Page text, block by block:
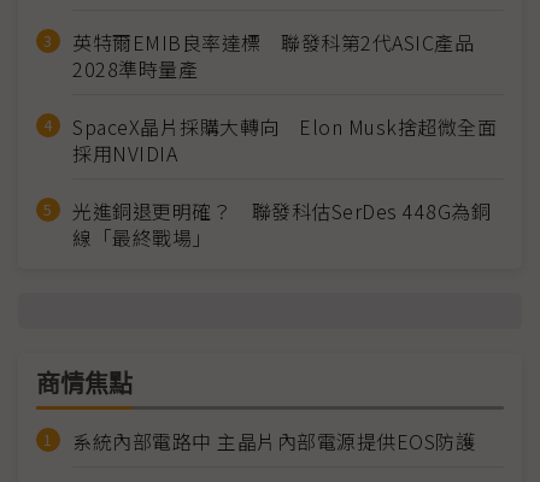
英特爾EMIB良率達標 聯發科第2代ASIC產品
2028準時量產
SpaceX晶片採購大轉向 Elon Musk捨超微全面
採用NVIDIA
光進銅退更明確？ 聯發科估SerDes 448G為銅
線「最終戰場」
商情焦點
系統內部電路中 主晶片內部電源提供EOS防護